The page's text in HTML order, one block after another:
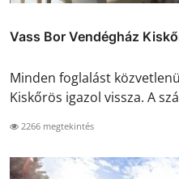
Vass Bor Vendégház
Minden foglalást
Kiskőrös igazol vissza. A
2266 megtekintés